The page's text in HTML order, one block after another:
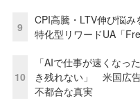
9
CPI高騰・LTV伸び悩
特化型リワードUA「
10
「AIで仕事が速くなっ
き残れない」 米国広
不都合な真実